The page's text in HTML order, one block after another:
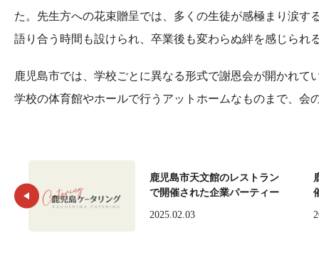
た。先生方への花束贈呈では、多くの生徒が感極まり涙
語り合う時間も設けられ、卒業後も変わらぬ絆を感じられ
鹿児島市では、学校ごとに異なる形式で謝恩会が開かれ
学校の体育館やホールで行うアットホームなものまで、会
鹿児島市天文館のレストラン
で開催された企業パーティー
2025.02.03